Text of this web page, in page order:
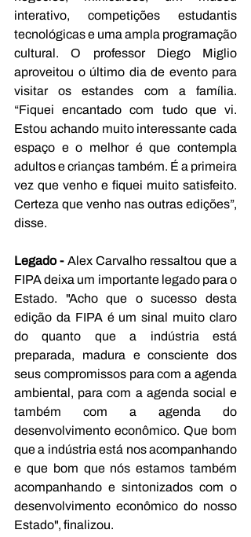
interativo, competições estudantis
tecnológicas e uma ampla programação
cultural. O professor Diego Miglio
aproveitou o último dia de evento para
visitar os estandes com a família.
“Fiquei encantado com tudo que vi.
Estou achando muito interessante cada
espaço e o melhor é que contempla
adultos e crianças também. É a primeira
vez que venho e fiquei muito satisfeito.
Certeza que venho nas outras edições”,
disse.
Legado - Alex Carvalho ressaltou que a
FIPA deixa um importante legado para o
Estado. "Acho que o sucesso desta
edição da FIPA é um sinal muito claro
do quanto que a indústria está
preparada, madura e consciente dos
seus compromissos para com a agenda
ambiental, para com a agenda social e
também com a agenda do
desenvolvimento econômico. Que bom
que a indústria está nos acompanhando
e que bom que nós estamos também
acompanhando e sintonizados com o
desenvolvimento econômico do nosso
Estado", finalizou.